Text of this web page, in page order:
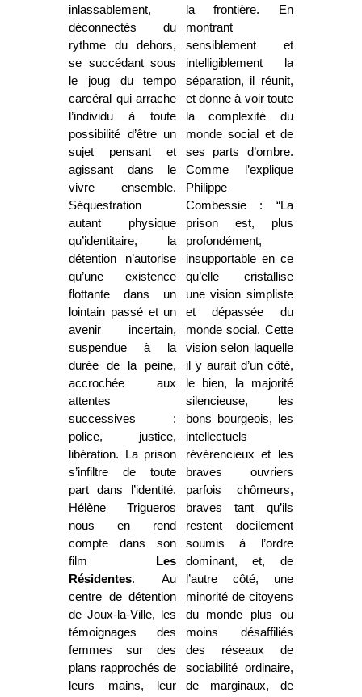
inlassablement,
déconnectés du
rythme du dehors,
se succédant sous
le joug du tempo
carcéral qui arrache
l’individu à toute
possibilité d’être un
sujet pensant et
agissant dans le
vivre ensemble.
Séquestration
autant physique
qu’identitaire, la
détention n’autorise
qu’une existence
flottante dans un
lointain passé et un
avenir incertain,
suspendue à la
durée de la peine,
accrochée aux
attentes
successives :
police, justice,
libération. La prison
s’infiltre de toute
part dans l’identité.
Hélène Trigueros
nous en rend
compte dans son
film
Les
Résidentes. Au
centre de détention
de Joux-la-Ville, les
témoignages des
femmes sur des
plans rapprochés de
leurs mains, leur
la frontière. En
montrant
sensiblement et
intelligiblement la
séparation, il réunit,
et donne à voir toute
la complexité du
monde social et de
ses parts d’ombre.
Comme l’explique
Philippe
Combessie : “La
prison est, plus
profondément,
insupportable en ce
qu’elle cristallise
une vision simpliste
et dépassée du
monde social. Cette
vision selon laquelle
il y aurait d’un côté,
le bien, la majorité
silencieuse, les
bons bourgeois, les
intellectuels
révérencieux et les
braves ouvriers
parfois chômeurs,
braves tant qu’ils
restent docilement
soumis à l’ordre
dominant, et, de
l’autre côté, une
minorité de citoyens
du monde plus ou
moins désaffiliés
des réseaux de
sociabilité ordinaire,
de marginaux, de